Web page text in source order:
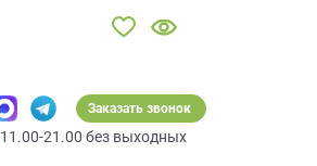
Заказать звонок
11.00-21.00 без выходных